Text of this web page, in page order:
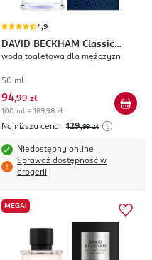
4,9
DAVID BECKHAM Classic
Blue
woda toaletowa dla mężczyzn
50 ml
94,99 zł
100 ml = 189,98 zł
Najniższa cena: 129,99 zł
Niedostępny online
Sprawdź dostępność w
drogerii
MEGA!